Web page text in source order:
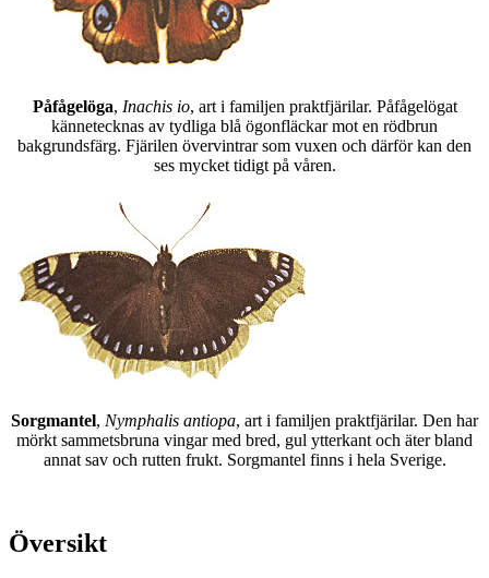
Påfågelöga, Inachis io, art i familjen praktfjärilar. Påfågelögat
kännetecknas av tydliga blå ögonfläckar mot en rödbrun
bakgrundsfärg. Fjärilen övervintrar som vuxen och därför kan den
ses mycket tidigt på våren.
Sorgmantel, Nymphalis antiopa, art i familjen praktfjärilar. Den har
mörkt sammetsbruna vingar med bred, gul ytterkant och äter bland
annat sav och rutten frukt. Sorgmantel finns i hela Sverige.
Översikt